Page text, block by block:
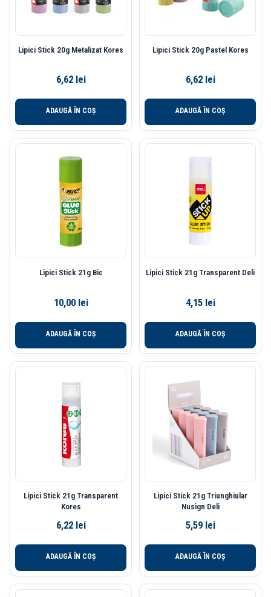
Lipici Stick 20g Metalizat Kores
6,62 lei
ADAUGĂ ÎN COȘ
Lipici Stick 20g Pastel Kores
6,62 lei
ADAUGĂ ÎN COȘ
Lipici Stick 21g Bic
10,00 lei
ADAUGĂ ÎN COȘ
Lipici Stick 21g Transparent Deli
4,15 lei
ADAUGĂ ÎN COȘ
Lipici Stick 21g Transparent
Kores
6,22 lei
ADAUGĂ ÎN COȘ
Lipici Stick 21g Triunghiular
Nusign Deli
5,59 lei
ADAUGĂ ÎN COȘ